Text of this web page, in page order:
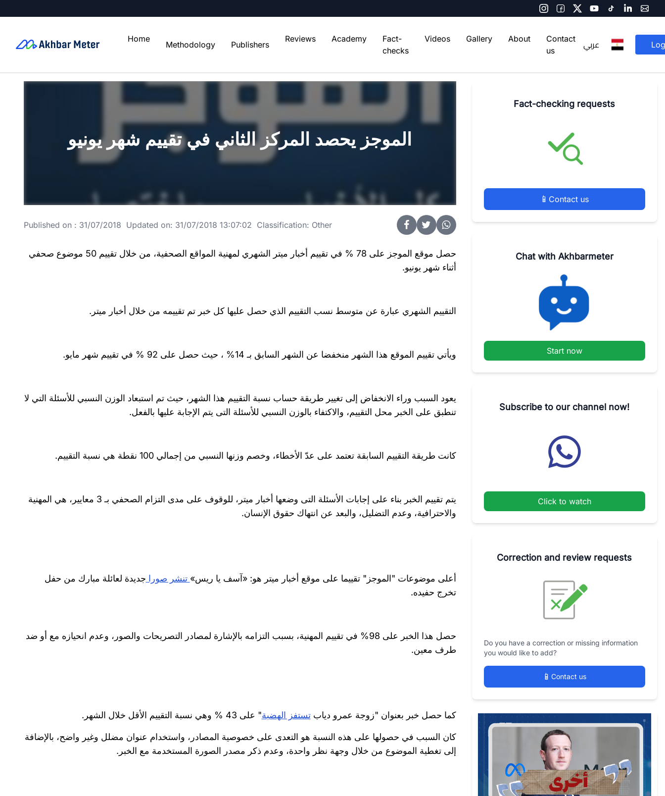
Home
Methodology Publishers
Reviews Academy
Fact-
checks
Videos Gallery About
Contact
us
عربي
الموجز يحصد المركز الثاني في تقييم شهر يونيو
Published on : 31/07/2018 Updated on: 31/07/2018 13:07:02 Classification: Other
حصل موقع الموجز على 78 % في تقييم أخبار ميتر الشهري لمهنية المواقع الصحفية، من خلال تقييم 50 موضوع صحفي
أثناء شهر يونيو.
التقييم الشهري عبارة عن متوسط نسب التقييم الذي حصل عليها كل خبر تم تقييمه من خلال أخبار ميتر.
ويأتي تقييم الموقع هذا الشهر منخفضا عن الشهر السابق بـ 14% ، حيث حصل على 92 % في تقييم شهر مايو.
يعود السبب وراء الانخفاض إلى تغيير طريقة حساب نسبة التقييم هذا الشهر، حيث تم استبعاد الوزن النسبي للأسئلة التي لا
تنطبق على الخبر محل التقييم، والاكتفاء بالوزن النسبي للأسئلة التى يتم الإجابة عليها بالفعل.
كانت طريقة التقييم السابقة تعتمد على عدّ الأخطاء، وخصم وزنها النسبي من إجمالي 100 نقطة هي نسبة التقييم.
يتم تقييم الخبر بناء على إجابات الأسئلة التى وضعها أخبار ميتر، للوقوف على مدى التزام الصحفي بـ 3 معايير، هي المهنية
والاحترافية، وعدم التضليل، والبعد عن انتهاك حقوق الإنسان.
أعلى موضوعات "الموجز" تقييما على موقع أخبار ميتر هو: «آسف يا ريس» تنشر صورا جديدة لعائلة مبارك من حفل
تخرج حفيده.
حصل هذا الخبر على 98% في تقييم المهنية، بسبب التزامه بالإشارة لمصادر التصريحات والصور، وعدم انحيازه مع أو ضد
طرف معين.
كما حصل خبر بعنوان "زوجة عمرو ديابتستفز الهضبة" على 43 % وهي نسبة التقييم الأقل خلال الشهر.
كان السبب في حصولها على هذه النسبة هو التعدى على خصوصية المصادر، واستخدام عنوان مضلل وغير واضح، بالإضافة
إلى تغطية الموضوع من خلال وجهة نظر واحدة، وعدم ذكر مصدر الصورة المستخدمة مع الخبر.
Fact-checking requests
📱 Contact us
Chat with Akhbarmeter
Start now
Subscribe to our channel now!
Click to watch
Correction and review requests
Do you have a correction or missing information
you would like to add?
📱Contact us